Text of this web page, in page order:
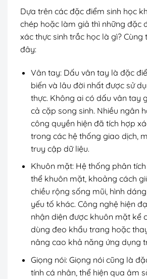
Dựa trên các đặc điểm sinh học
chép hoặc làm giả thì những đặc
xác thực sinh trắc học là gì? Cùng
đây:
Vân tay: Dấu vân tay là đặc
biến và lâu đời nhất được sử
thực. Không ai có dấu vân tay
cả cặp song sinh. Nhiều ngân
công quyền hiện đã tích hợp
trong các hệ thống giao dịch,
truy cập dữ liệu.
Khuôn mặt: Hệ thống phân
thể khuôn mặt, khoảng cách
chiều rộng sống mũi, hình
yếu tố khác. Công nghệ hiện
nhận diện được khuôn mặt kể
dùng đeo khẩu trang hoặc
nâng cao khả năng ứng dụng
Giọng nói: Giọng nói cũng là
tính cá nhân, thể hiện qua âm